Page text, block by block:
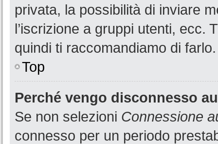
privata, la possibilità di inviare
l’iscrizione a gruppi utenti, ecc.
quindi ti raccomandiamo di farlo.
Top
Perché vengo disconnesso
Se non selezioni Connessione
connesso per un periodo